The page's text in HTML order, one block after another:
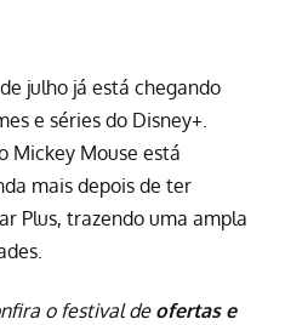
julho já está chegando
e séries do Disney+.
Mickey Mouse está
mais depois de ter
Plus, trazendo uma ampla
o festival de ofertas e